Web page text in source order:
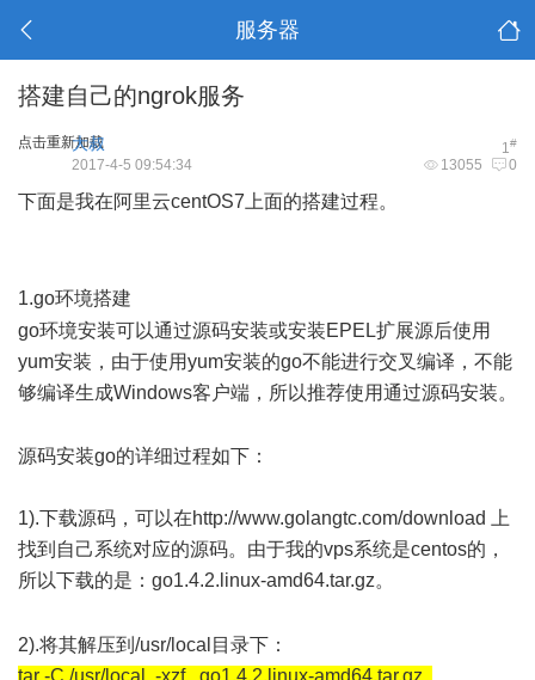
服务器
搭建自己的ngrok服务
点击重新加载 1#
大叔
13055 0
2017-4-5 09:54:34
下面是我在阿里云centOS7上面的搭建过程。
1.go环境搭建
go环境安装可以通过源码安装或安装EPEL扩展源后使用
yum安装，由于使用yum安装的go不能进行交叉编译，不能
够编译生成Windows客户端，所以推荐使用通过源码安装。
源码安装go的详细过程如下：
1).下载源码，可以在http://www.golangtc.com/download 上
找到自己系统对应的源码。由于我的vps系统是centos的，
所以下载的是：go1.4.2.linux-amd64.tar.gz。
2).将其解压到/usr/local目录下：
tar -C /usr/local -xzf go1.4.2.linux-amd64.tar.gz